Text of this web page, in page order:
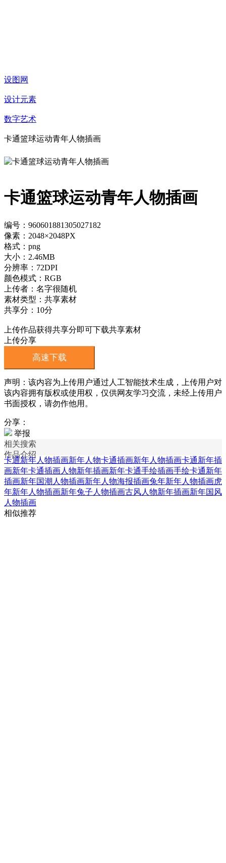
设图网
设计元素
数字艺术
卡通篮球运动青年人物插画
卡通篮球运动青年人物插画
编号：960601881305027182
像素：2048×2048PX
格式：png
大小：2.46MB
分辨率：72DPI
颜色模式：RGB
上传者：名字很随机
素材类型：共享素材
共享分：10分
上传作品获得共享分即可下载共享素材
上传分享
高速下载
声明：该内容为上传用户通过人工智能技术生成，上传用户对
该内容拥有版权或使用权，仅供网友学习交流，未经上传用户
书面授权，请勿作他用。
分享：
举报
相关搜索
作品介绍
卡通新年人物插画新年人物卡通插画新年人物插画卡通新年插
画新年卡通插画人物新年插画新年卡通手绘插画手绘卡通新年
插画新年国潮人物插画新年人物海报插画兔年新年人物插画虎
年新年人物插画新年兔子人物插画古风人物新年插画新年国风
人物插画
相似推荐